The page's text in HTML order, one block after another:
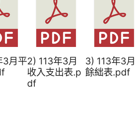
3月平2) 113年3月
收入支出表.p
df
3) 113年3月
餘絀表.pdf